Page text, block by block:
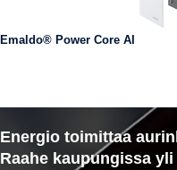
Emaldo® Power Core AI
Energio toimittaa
Raahe kaupungissa yli